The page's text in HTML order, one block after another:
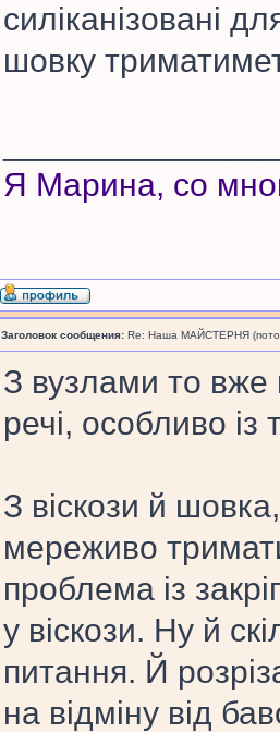
силіканізовані
шовку
Я Марина, со
Заголовок сообщения: Re: Наша МАЙСТЕРНЯ
З вузлами то
речі, особливо із
З віскози й
мереживо
проблема із
у віскози. Ну й
питання. Й
на відміну від